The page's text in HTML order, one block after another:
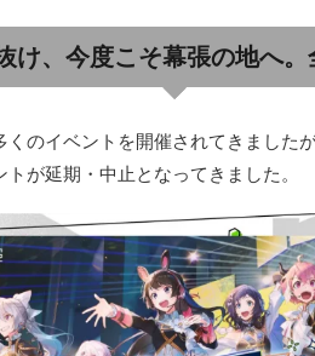
け、今度こそ幕張の地へ。
のイベントを開催されてきました
が延期・中止となってきました。